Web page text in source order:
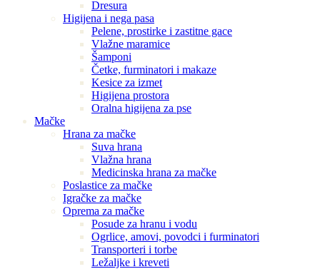
Dresura
Higijena i nega pasa
Pelene, prostirke i zastitne gace
Vlažne maramice
Šamponi
Četke, furminatori i makaze
Kesice za izmet
Higijena prostora
Oralna higijena za pse
Mačke
Hrana za mačke
Suva hrana
Vlažna hrana
Medicinska hrana za mačke
Poslastice za mačke
Igračke za mačke
Oprema za mačke
Posude za hranu i vodu
Ogrlice, amovi, povodci i furminatori
Transporteri i torbe
Ležaljke i kreveti